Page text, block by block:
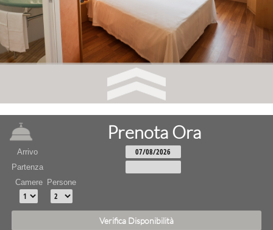
Prenota Ora
Arrivo
Partenza
Camere
Persone